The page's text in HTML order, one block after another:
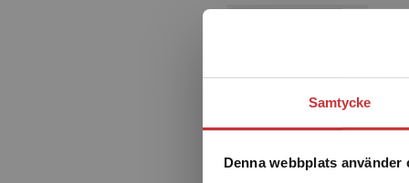
Samtycke
Denna webbplats använder